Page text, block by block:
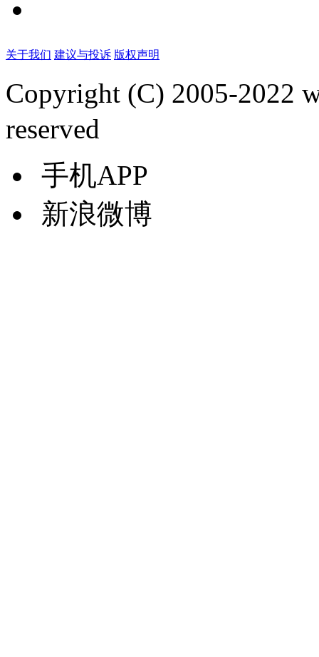
关于我们 建议与投诉 版权声明
Copyright (C) 2005-2022
reserved
手机APP
新浪微博